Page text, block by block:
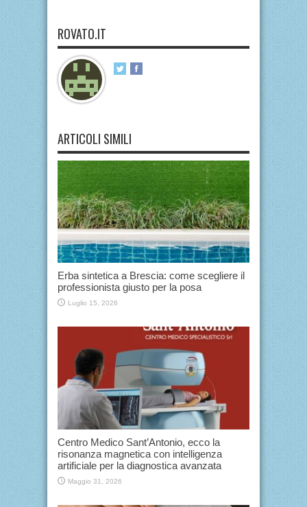
ROVATO.IT
ARTICOLI SIMILI
Erba sintetica a Brescia: come scegliere il
professionista giusto per la posa
Luglio 15, 2026
Centro Medico Sant’Antonio, ecco la
risonanza magnetica con intelligenza
artificiale per la diagnostica avanzata
Maggio 31, 2026